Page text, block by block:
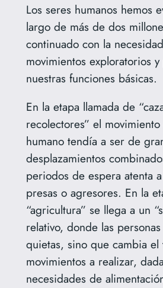
Los seres humanos hemos
largo de más de dos
continuado con la
movimientos exploratorios
nuestras funciones básicas.
En la etapa llamada de
recolectores” el
humano tendía a ser de
desplazamientos
periodos de espera atenta
presas o agresores. En la
“agricultura” se llega a un
relativo, donde las
quietas, sino que cambia
movimientos a realizar,
necesidades de